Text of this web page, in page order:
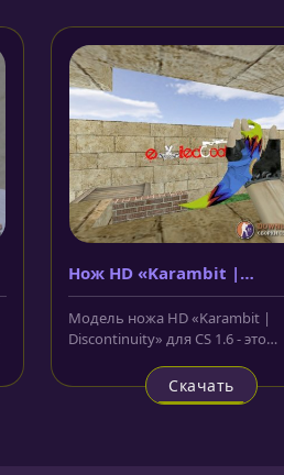
Нож HD «Karambit |
Discontinuity»
Модель ножа HD «Karambit |
Discontinuity» для CS 1.6 - это
Скачать